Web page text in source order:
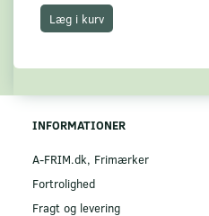
Læg i kurv
INFORMATIONER
A-FRIM.dk, Frimærker
Fortrolighed
Fragt og levering